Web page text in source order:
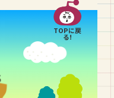
TOPに戻
る!